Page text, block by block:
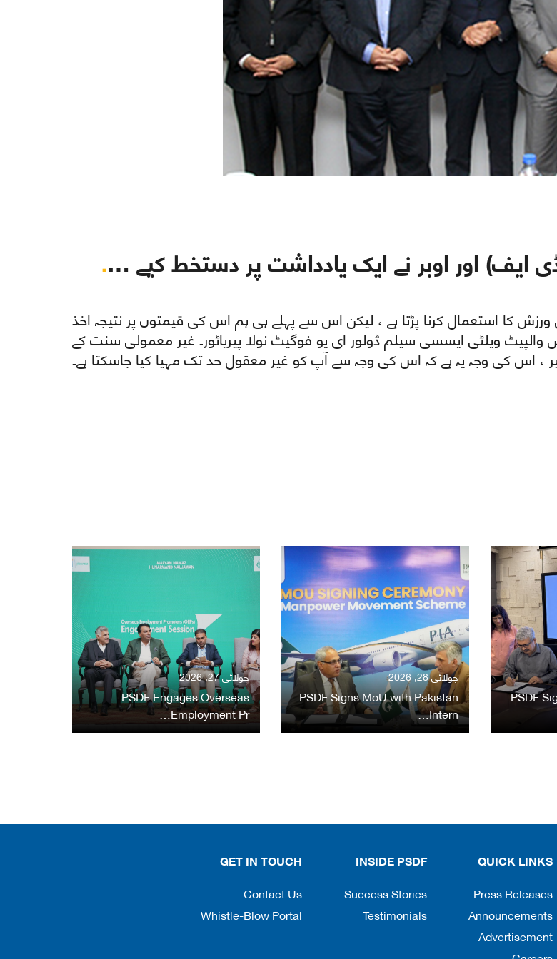
ایف) اور اوبر نے ایک یادداشت پر دستخط کیے ….
کا استعمال کرنا پڑتا ہے ، لیکن اس سے پہلے ہی ہم اس کی قیمتوں پر نتیجہ اخذ
والپیٹ ویلٹی ایسسی سیلم ڈولور ای یو فوگیٹ نولا پیریاٹور۔ غیر معمولی سنت کے
، اس کی وجہ یہ ہے کہ اس کی وجہ سے آپ کو غیر معقول حد تک مہیا کیا جاسکتا ہے۔
PSDF
جولائی 28, 2026
PSDF Signs MoU with Pakistan
Intern…
جولائی 27, 2026
PSDF Engages Overseas
Employment Pr…
QUICK LINKS
Press Releases
Announcements
Advertisement
INSIDE PSDF
Success Stories
Testimonials
GET IN TOUCH
Contact Us
Whistle-Blow Portal